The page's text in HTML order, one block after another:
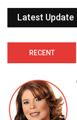
Latest Update
RECENT